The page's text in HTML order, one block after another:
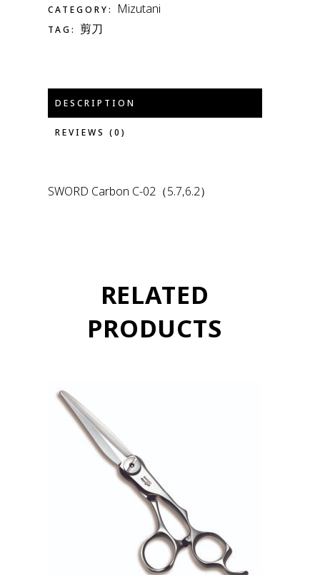
CATEGORY: Mizutani
TAG: 剪刀
DESCRIPTION
REVIEWS (0)
SWORD Carbon C-02（5.7,6.2）
RELATED
PRODUCTS